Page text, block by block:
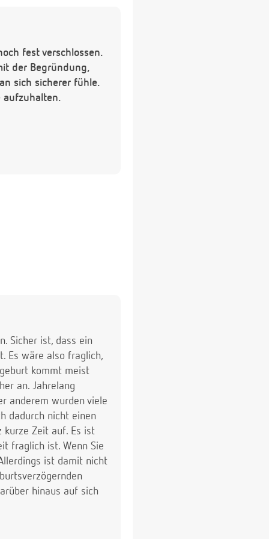
fest verschlossen.
der Begründung,
sich sicherer fühle.
aufzuhalten.
Sicher ist, dass ein
Es wäre also fraglich,
kommt meist
an. Jahrelang
anderem wurden viele
dadurch nicht einen
kurze Zeit auf. Es ist
fraglich ist. Wenn Sie
ist damit nicht
hinaus auf sich